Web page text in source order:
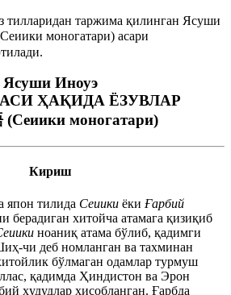
тилларидан таржима қилинган Ясуши
моногатари) асари
Ясуши Иноуэ
ҲАҚИДА ЁЗУВЛАР
(Сеиики моногатари)
Кириш
япон тилида Сеиики ёки Ғарбий
берадиган хитойча атамага қизиқиб
ноаниқ атама бўлиб, қадимги
чи деб номланган ва тахминан
бўлмаган одамлар турмуш
қадимда Ҳиндистон ва Эрон
ҳудудлар ҳисобланган. Ғарбда